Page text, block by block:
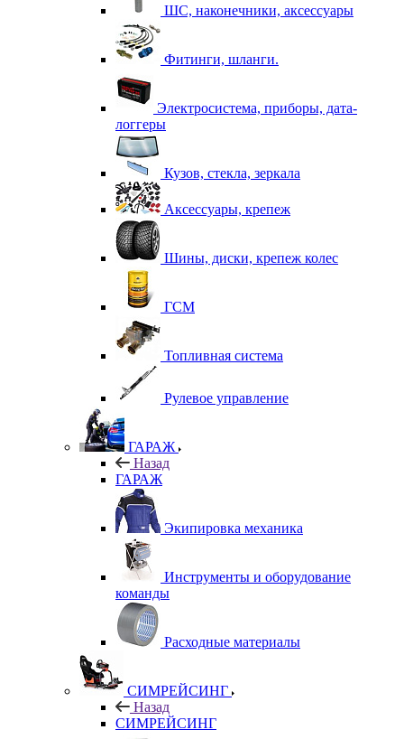
ШС, наконечники, аксессуары
Фитинги, шланги.
Электросистема, приборы, дата-
логгеры
Кузов, стекла, зеркала
Аксессуары, крепеж
Шины, диски, крепеж колес
ГСМ
Топливная система
Рулевое управление
ГАРАЖ
Назад
ГАРАЖ
Экипировка механика
Инструменты и оборудование
команды
Расходные материалы
СИМРЕЙСИНГ
Назад
СИМРЕЙСИНГ